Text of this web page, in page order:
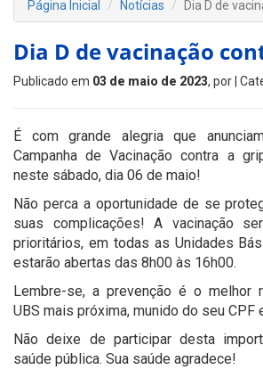
Página Inicial Notícias Dia D de
Dia D de vacinação
Publicado em 03 de maio de 2023, por |
É com grande alegria que
Campanha de Vacinação contra a
neste sábado, dia 06 de maio!
Não perca a oportunidade de se
suas complicações! A vacinação
prioritários, em todas as Unidades
estarão abertas das 8h00 às 16h00.
Lembre-se, a prevenção é o melhor
UBS mais próxima, munido do seu CPF
Não deixe de participar desta
saúde pública. Sua saúde agradece!